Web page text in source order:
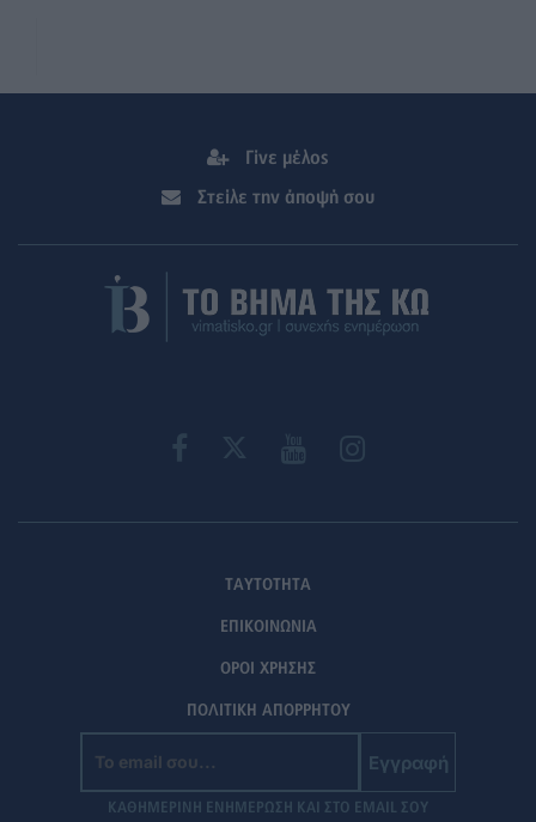
Γίνε μέλος
Στείλε την άποψή σου
ΤΑΥΤΟΤΗΤΑ
ΕΠΙΚΟΙΝΩΝΙΑ
ΟΡΟΙ ΧΡΗΣΗΣ
ΠΟΛΙΤΙΚΗ ΑΠΟΡΡΗΤΟΥ
Εγγραφή
ΚΑΘΗΜΕΡΙΝΗ ΕΝΗΜΕΡΩΣΗ ΚΑΙ ΣΤΟ EMAIL ΣΟΥ